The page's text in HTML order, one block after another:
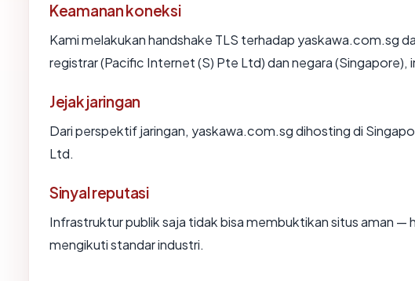
Keamanan koneksi
Kami melakukan handshake TLS terhadap yaskawa.com.sg
registrar (Pacific Internet (S) Pte Ltd) dan negara (Singapore),
Jejak jaringan
Dari perspektif jaringan, yaskawa.com.sg dihosting di
Ltd.
Sinyal reputasi
Infrastruktur publik saja tidak bisa membuktikan situs aman —
mengikuti standar industri.